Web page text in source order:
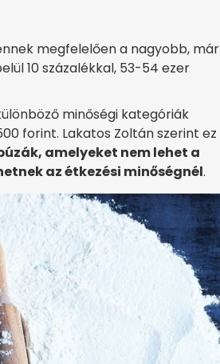
megfelelően a nagyobb, már
10 százalékkal, 53-54 ezer
minőségi kategóriák
forint. Lakatos Zoltán szerint ez
amelyeket nem lehet a
az étkezési minőségnél.